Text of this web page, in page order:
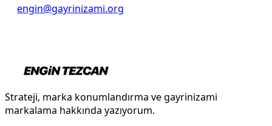
engin@gayrinizami.org
Strateji, marka konumlandırma ve gayrinizami
markalama hakkında yazıyorum.